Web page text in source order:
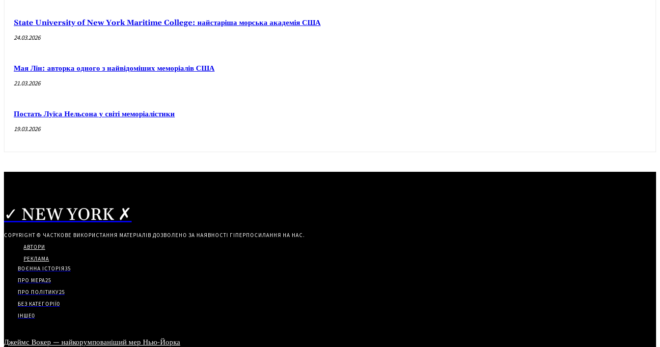
State University of New York Maritime College: найстаріша морська академія США
24.03.2026
Мая Лін: авторка одного з найвідоміших меморіалів США
21.03.2026
Постать Луїса Нельсона у світі меморіалістики
19.03.2026
✓ NEW YORK ✗
COPYRIGHT © ЧАСТКОВЕ ВИКОРИСТАННЯ МАТЕРІАЛІВ ДОЗВОЛЕНО ЗА НАЯВНОСТІ ГІПЕРПОСИЛАННЯ НА НАС.
АВТОРИ
РЕКЛАМА
ВОЄННА ІСТОРІЯ35
ПРО МЕРА25
ПРО ПОЛІТИКУ25
БЕЗ КАТЕГОРІЇ0
ІНШЕ0
Джеймс Вокер — найкорумпованіший мер Нью-Йорка